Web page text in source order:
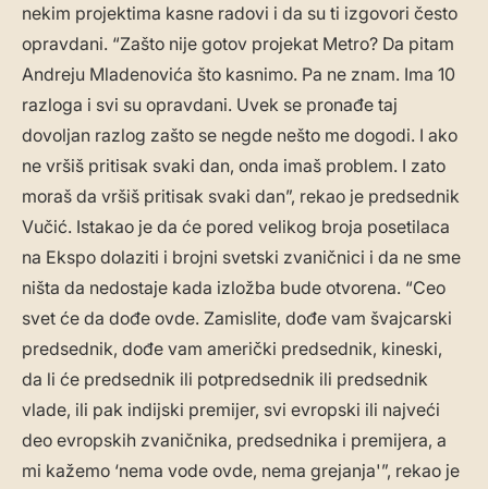
nekim projektima kasne radovi i da su ti izgovori često
opravdani. “Zašto nije gotov projekat Metro? Da pitam
Andreju Mladenovića što kasnimo. Pa ne znam. Ima 10
razloga i svi su opravdani. Uvek se pronađe taj
dovoljan razlog zašto se negde nešto me dogodi. I ako
ne vršiš pritisak svaki dan, onda imaš problem. I zato
moraš da vršiš pritisak svaki dan”, rekao je predsednik
Vučić. Istakao je da će pored velikog broja posetilaca
na Ekspo dolaziti i brojni svetski zvaničnici i da ne sme
ništa da nedostaje kada izložba bude otvorena. “Ceo
svet će da dođe ovde. Zamislite, dođe vam švajcarski
predsednik, dođe vam američki predsednik, kineski,
da li će predsednik ili potpredsednik ili predsednik
vlade, ili pak indijski premijer, svi evropski ili najveći
deo evropskih zvaničnika, predsednika i premijera, a
mi kažemo ‘nema vode ovde, nema grejanja'”, rekao je